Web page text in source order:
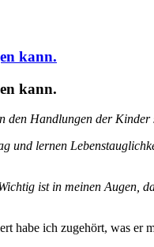
kann.
kann.
den Handlungen der Kinder
und lernen
ist in meinen Augen,
habe ich zugehört, was er